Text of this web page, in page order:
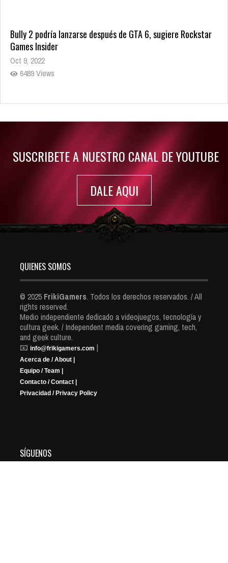
Bully 2 podría lanzarse después de GTA 6, sugiere Rockstar
Games Insider
Oct 9, 2022
6489 Views
Rumor: Se filtran los primeros detalles de Resident Evil 9
SUSCRIBETE A NUESTRO CANAL DE YOUTUBE
DALE AQUI
QUIENES SOMOS
© 2025 FrikiGamers. Todos los derechos reservados. / All
rights reserved.
Medio independiente dedicado a videojuegos, tecnología y
cultura geek. / Independent media covering gaming, tech,
and geek culture.
📧 info@frikigamers.com |
Acerca de / About |
Equipo / Team |
Contacto / Contact |
Privacidad / Privacy Policy
SÍGUENOS